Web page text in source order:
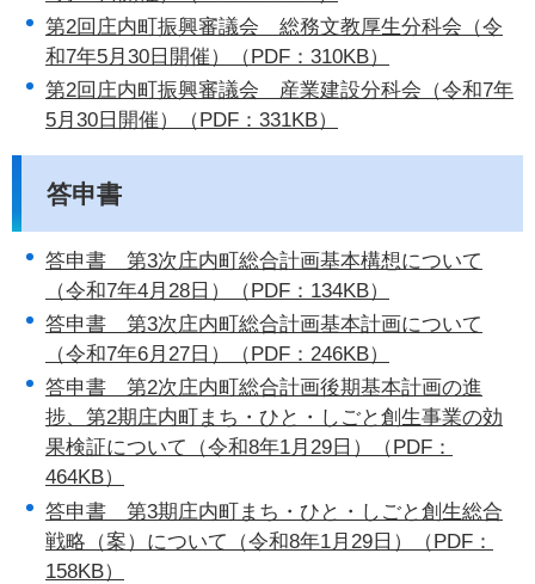
第2回庄内町振興審議会 総務文教厚生分科会（令
和7年5月30日開催）（PDF：310KB）
第2回庄内町振興審議会 産業建設分科会（令和7年
5月30日開催）（PDF：331KB）
答申書
答申書 第3次庄内町総合計画基本構想について
（令和7年4月28日）（PDF：134KB）
答申書 第3次庄内町総合計画基本計画について
（令和7年6月27日）（PDF：246KB）
答申書 第2次庄内町総合計画後期基本計画の進
捗、第2期庄内町まち・ひと・しごと創生事業の効
果検証について（令和8年1月29日）（PDF：
464KB）
答申書 第3期庄内町まち・ひと・しごと創生総合
戦略（案）について（令和8年1月29日）（PDF：
158KB）